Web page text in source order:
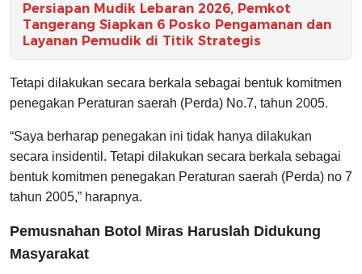
Persiapan Mudik Lebaran 2026, Pemkot
Tangerang Siapkan 6 Posko Pengamanan dan
Layanan Pemudik di Titik Strategis
Tetapi dilakukan secara berkala sebagai bentuk komitmen
penegakan Peraturan saerah (Perda) No.7, tahun 2005.
“Saya berharap penegakan ini tidak hanya dilakukan
secara insidentil. Tetapi dilakukan secara berkala sebagai
bentuk komitmen penegakan Peraturan saerah (Perda) no 7
tahun 2005,” harapnya.
Pemusnahan Botol Miras Haruslah Didukung
Masyarakat